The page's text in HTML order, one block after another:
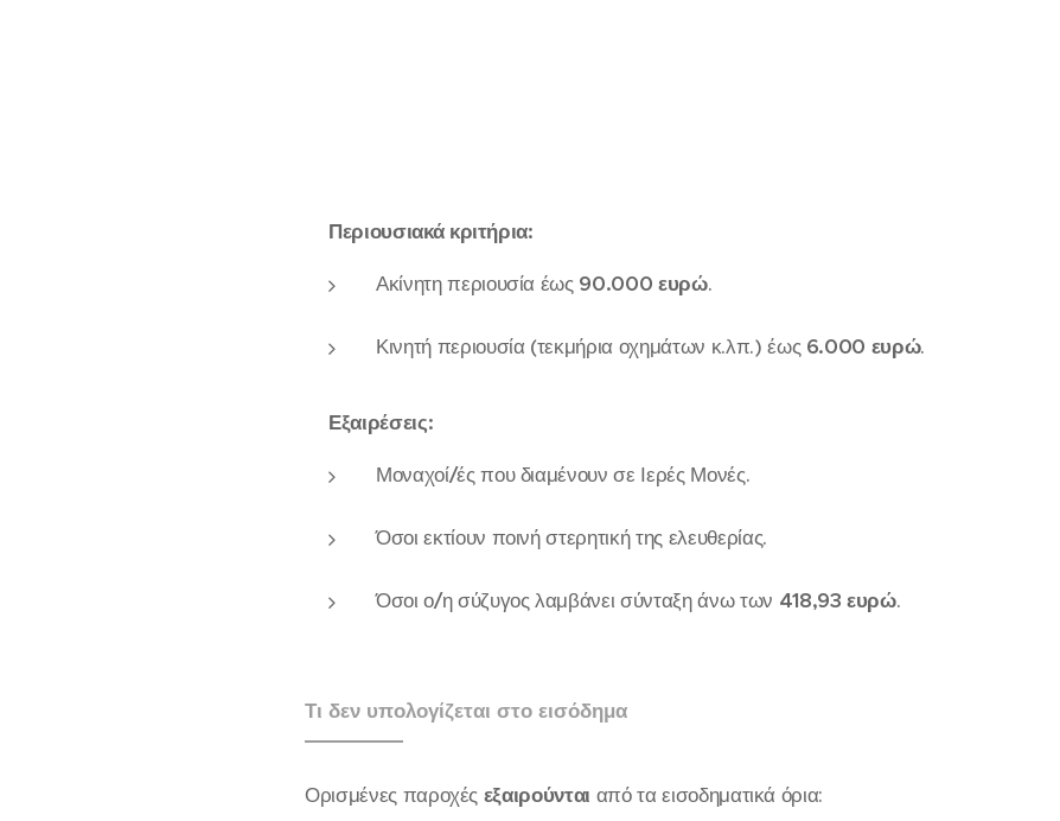
Περιουσιακά κριτήρια:
Ακίνητη περιουσία έως 90.000 ευρώ.
Κινητή περιουσία (τεκμήρια οχημάτων κ.λπ.) έως 6.000 ευρώ.
Εξαιρέσεις:
Μοναχοί/ές που διαμένουν σε Ιερές Μονές.
Όσοι εκτίουν ποινή στερητική της ελευθερίας.
Όσοι ο/η σύζυγος λαμβάνει σύνταξη άνω των 418,93 ευρώ.
Τι δεν υπολογίζεται στο εισόδημα
Ορισμένες παροχές εξαιρούνται από τα εισοδηματικά όρια: